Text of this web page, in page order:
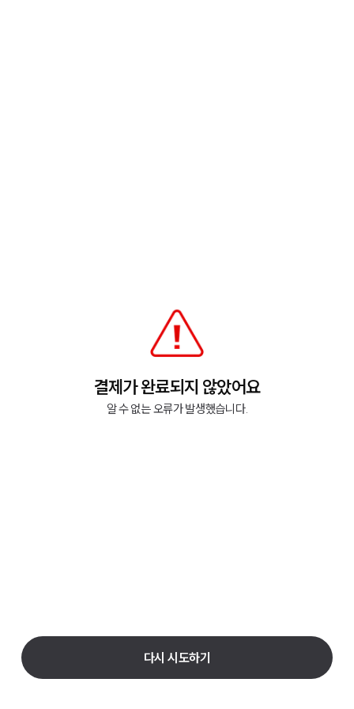
결제가 완료되지 않았어요
알 수 없는 오류가 발생했습니다.
다시 시도하기